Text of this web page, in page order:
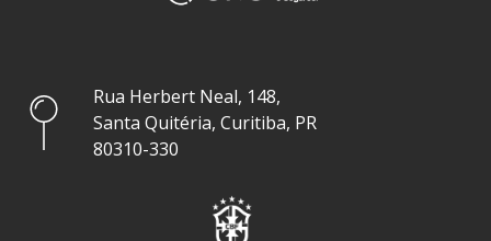
Rua Herbert Neal, 148,
Santa Quitéria, Curitiba, PR
80310-330